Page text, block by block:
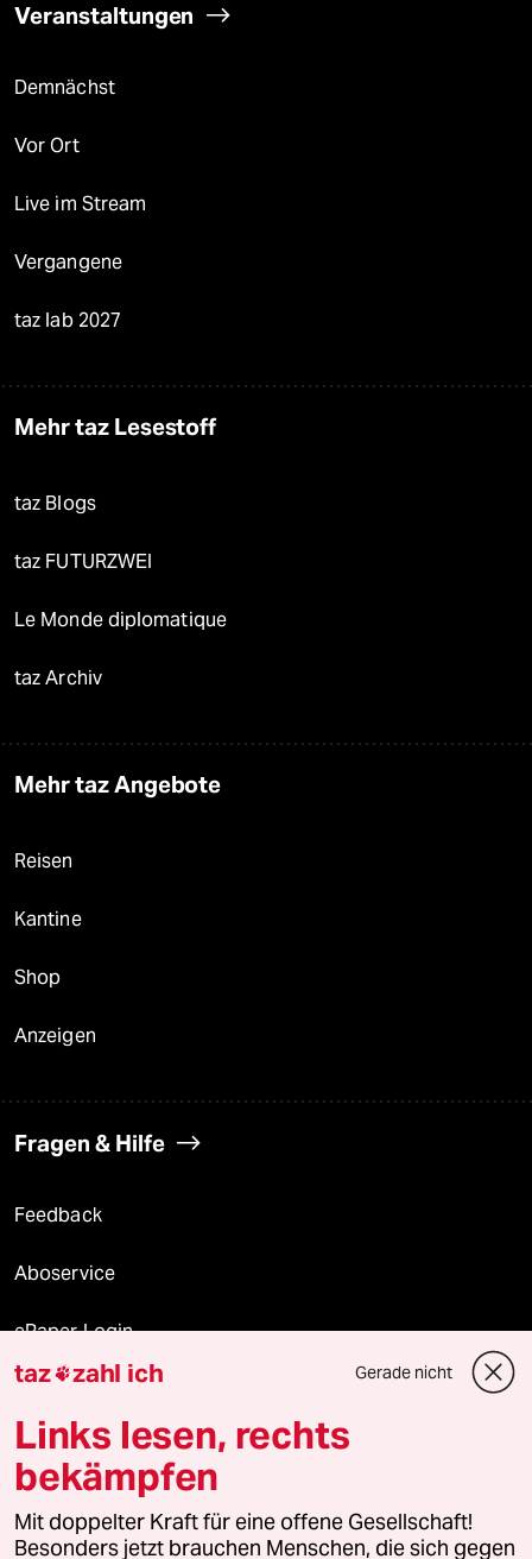
Veranstaltungen
Demnächst
Vor Ort
Live im Stream
Vergangene
taz lab 2027
Mehr taz Lesestoff
taz Blogs
taz FUTURZWEI
Le Monde diplomatique
taz Archiv
Mehr taz Angebote
Reisen
Kantine
Shop
Anzeigen
Fragen & Hilfe
Feedback
Aboservice
ePaper Login
Downloads für Abonnierende
© 2026 taz Verlags und Vertriebs GmbH
Alle Rechte vorbehalten. Bei rechtlichen Fragen oder für Genehmigungen
wenden Sie sich bitte an
lizenzen@taz.de
taz zahl ich Gerade nicht
Links lesen, rechts
bekämpfen
Mit doppelter Kraft für eine offene Gesellschaft!
Besonders jetzt brauchen Menschen, die sich gegen